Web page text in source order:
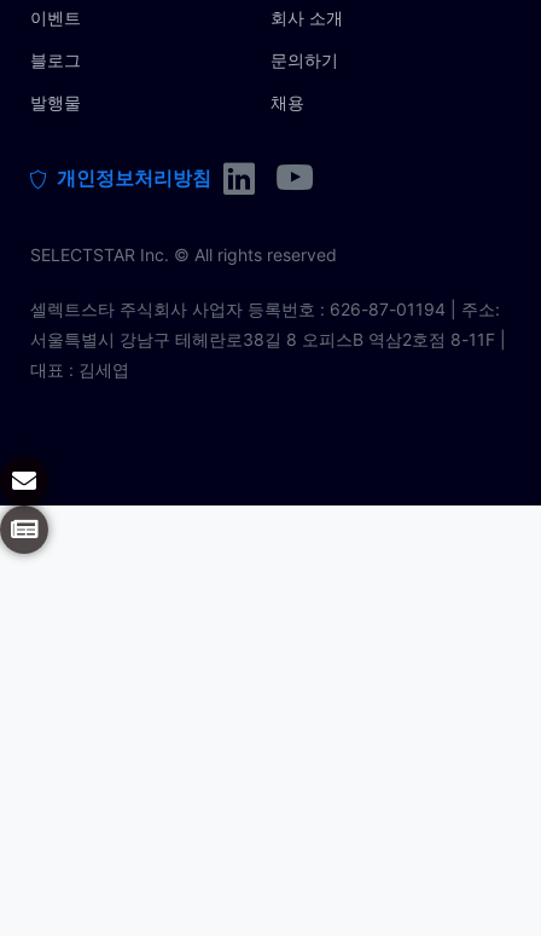
이벤트
블로그
발행물
회사 소개
문의하기
채용
개인정보처리방침
SELECTSTAR Inc. © All rights reserved
셀렉트스타 주식회사 사업자 등록번호 : 626-87-01194 | 주소:
서울특별시 강남구 테헤란로38길 8 오피스B 역삼2호점 8-11F |
대표 : 김세엽